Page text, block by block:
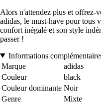
Alors n'attendez plus et offrez-
adidas, le must-have pour tous
confort inégalé et son style
passer !
Informations
Marque
adidas
Couleur
black
Couleur dominante Noir
Genre
Mixte